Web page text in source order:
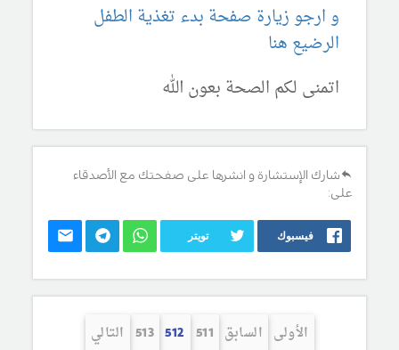
و ارجو زيارة صفحة بدء تغذية الطفل
الرضيع هنا
اتمنى لكم الصحة بعون الله
شارك الإستشارة و انشرها على صفحتك مع الأصدقاء
على:
فيسبوك تويتر
الأولى السابق 511
512
513 التالي